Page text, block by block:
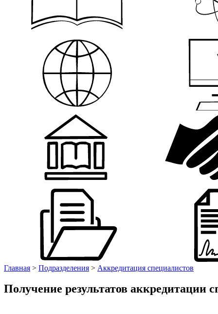
Главная > Подразделения > Аккредитация специалистов
Получение результатов аккредитации